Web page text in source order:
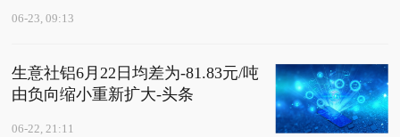
06-23, 09:13
生意社铝6月22日均差为-81.83元/吨
由负向缩小重新扩大-头条
06-22, 21:11